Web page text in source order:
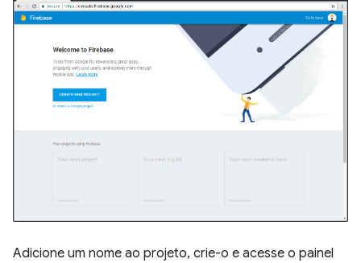
Adicione um nome ao projeto, crie-o e acesse o painel